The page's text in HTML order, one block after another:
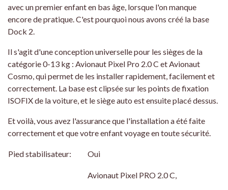
avec un premier enfant en bas âge, lorsque l'on manque
encore de pratique. C'est pourquoi nous avons créé la base
Dock 2.
Il s'agit d'une conception universelle pour les sièges de la
catégorie 0-13 kg : Avionaut Pixel Pro 2.0 C et Avionaut
Cosmo, qui permet de les installer rapidement, facilement et
correctement. La base est clipsée sur les points de fixation
ISOFIX de la voiture, et le siège auto est ensuite placé dessus.
Et voilà, vous avez l'assurance que l'installation a été faite
correctement et que votre enfant voyage en toute sécurité.
Pied stabilisateur: Oui
Avionaut Pixel PRO 2.0 C,